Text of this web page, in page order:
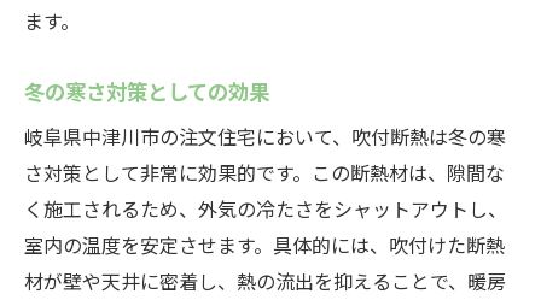
ます。
冬の寒さ対策としての効果
岐阜県中津川市の注文住宅において、吹付断熱は冬の寒
さ対策として非常に効果的です。この断熱材は、隙間な
く施工されるため、外気の冷たさをシャットアウトし、
室内の温度を安定させます。具体的には、吹付けた断熱
材が壁や天井に密着し、熱の流出を抑えることで、暖房